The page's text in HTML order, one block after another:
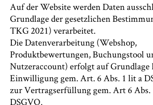
Auf der Website werden Daten
Grundlage der gesetzlichen
TKG 2021) verarbeitet.
Die Datenverarbeitung (Webshop,
Produktbewertungen, Buchungstool
Nutzeraccount) erfolgt auf Grundlage
Einwilligung gem. Art. 6 Abs. 1 lit a
zur Vertragserfüllung gem. Art 6 Abs.
DSGVO.